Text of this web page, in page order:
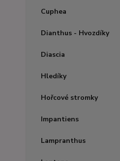
Cuphea
Dianthus - Hvozdíky
Diascia
Hledíky
Hořcové stromky
Impantiens
Lampranthus